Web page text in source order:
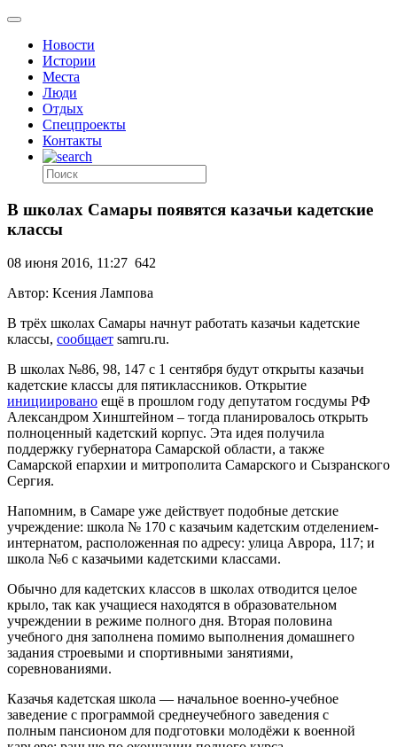
Новости
Истории
Места
Люди
Отдых
Спецпроекты
Контакты
В школах Самары появятся казачьи кадетские
классы
08 июня 2016, 11:27 642
Автор: Ксения Лампова
В трёх школах Самары начнут работать казачьи кадетские
классы, сообщает samru.ru.
В школах №86, 98, 147 с 1 сентября будут открыты казачьи
кадетские классы для пятиклассников. Открытие
инициировано ещё в прошлом году депутатом госдумы РФ
Александром Хинштейном – тогда планировалось открыть
полноценный кадетский корпус. Эта идея получила
поддержку губернатора Самарской области, а также
Самарской епархии и митрополита Самарского и Сызранского
Сергия.
Напомним, в Самаре уже действует подобные детские
учреждение: школа № 170 с казачьим кадетским отделением-
интернатом, расположенная по адресу: улица Аврора, 117; и
школа №6 с казачьими кадетскими классами.
Обычно для кадетских классов в школах отводится целое
крыло, так как учащиеся находятся в образовательном
учреждении в режиме полного дня. Вторая половина
учебного дня заполнена помимо выполнения домашнего
задания строевыми и спортивными занятиями,
соревнованиями.
Казачья кадетская школа — начальное военно-учебное
заведение с программой среднеучебного заведения с
полным пансионом для подготовки молодёжи к военной